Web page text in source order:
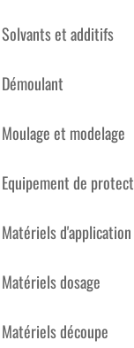
Solvants et additifs
Démoulant
Moulage et modelage
Equipement de
Matériels d'application
Matériels dosage
Matériels découpe
Description
ABRASIF MIRKA
Doté d'un support
efficace de matière.
Sa haute
métal.
Matériaux appropriés